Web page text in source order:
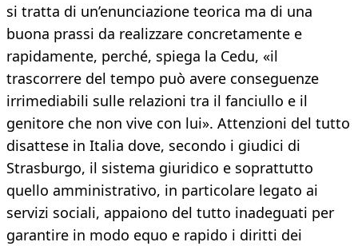
si tratta di un’enunciazione teorica ma di una
buona prassi da realizzare concretamente e
rapidamente, perché, spiega la Cedu, «il
trascorrere del tempo può avere conseguenze
irrimediabili sulle relazioni tra il fanciullo e il
genitore che non vive con lui». Attenzioni del tutto
disattese in Italia dove, secondo i giudici di
Strasburgo, il sistema giuridico e soprattutto
quello amministrativo, in particolare legato ai
servizi sociali, appaiono del tutto inadeguati per
garantire in modo equo e rapido i diritti dei